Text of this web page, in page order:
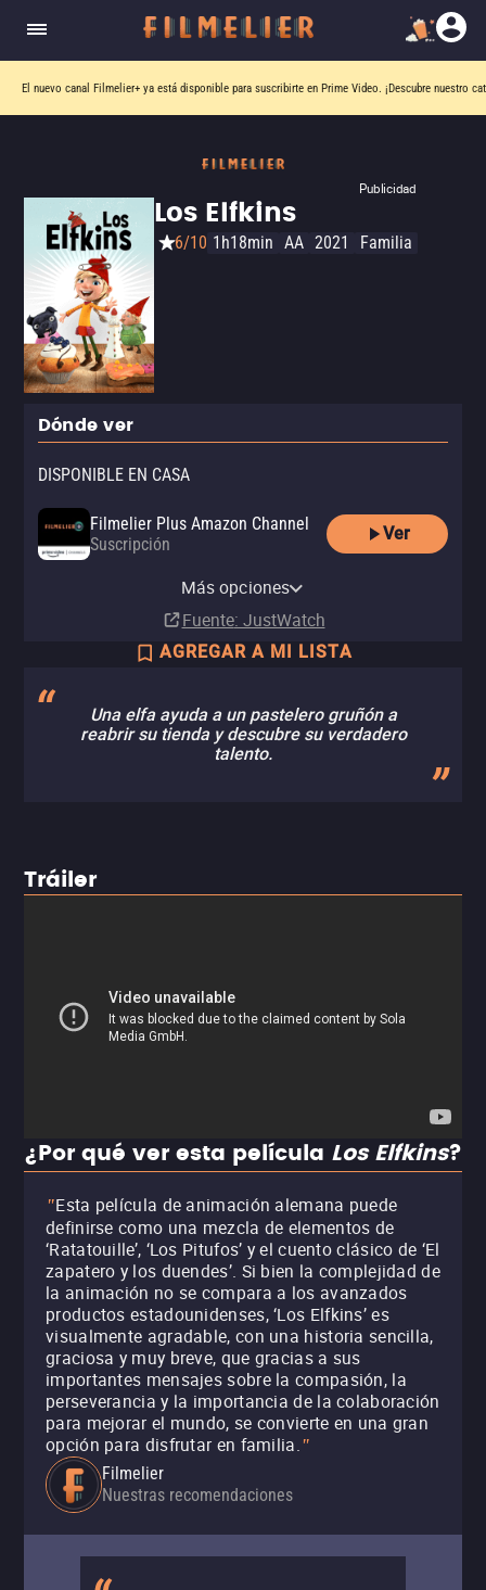
El nuevo canal Filmelier+ ya está disponible para suscribirte en Prime Video. ¡Descubre nuestro
Publicidad
Los Elfkins
6/10 1h18min AA 2021 Familia
Dónde ver
DISPONIBLE EN CASA
Filmelier Plus Amazon Channel
Suscripción
Ver
Amazon Video
Apple TV Store
Más opciones
Fuente: JustWatch
AGREGAR A MI LISTA
Una elfa ayuda a un pastelero gruñón a
reabrir su tienda y descubre su verdadero
talento.
Tráiler
¿Por qué ver esta película Los Elfkins?
"Esta película de animación alemana puede
definirse como una mezcla de elementos de
‘Ratatouille’, ‘Los Pitufos’ y el cuento clásico de ‘El
zapatero y los duendes’. Si bien la complejidad de
la animación no se compara a los avanzados
productos estadounidenses, ‘Los Elfkins’ es
visualmente agradable, con una historia sencilla,
graciosa y muy breve, que gracias a sus
importantes mensajes sobre la compasión, la
perseverancia y la importancia de la colaboración
para mejorar el mundo, se convierte en una gran
opción para disfrutar en familia."
Filmelier
Nuestras recomendaciones